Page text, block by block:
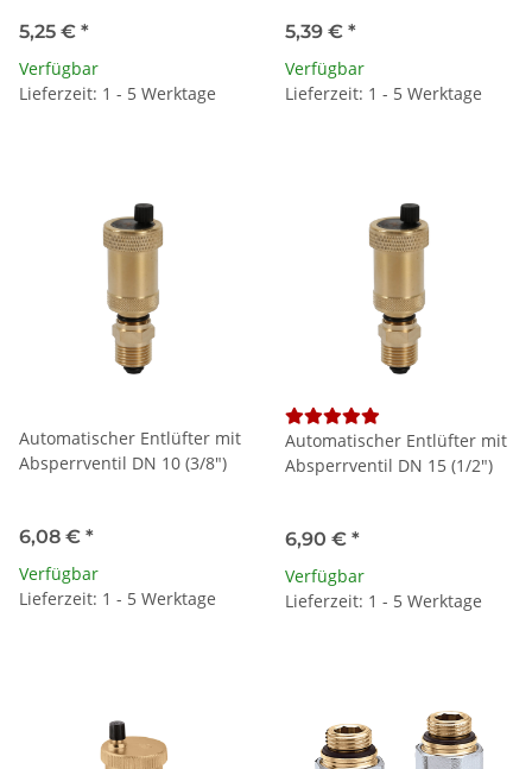
5,25 € *
Verfügbar
Lieferzeit: 1 - 5 Werktage
5,39 € *
Verfügbar
Lieferzeit: 1 - 5 Werktage
Automatischer Entlüfter mit
Absperrventil DN 10 (3/8")
6,08 € *
Verfügbar
Lieferzeit: 1 - 5 Werktage
Automatischer Entlüfter mit
Absperrventil DN 15 (1/2")
6,90 € *
Verfügbar
Lieferzeit: 1 - 5 Werktage